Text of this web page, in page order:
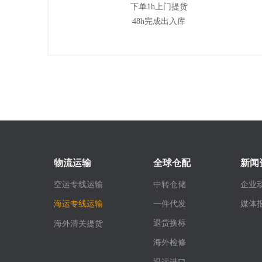
下单1h上门提货
48h完成出入库
物流运输
空运专线运输
海运专线运输
海外清关提货
全球仓配
中转仓储
一件代发
退货换标
海外检修
新闻
企业
媒体